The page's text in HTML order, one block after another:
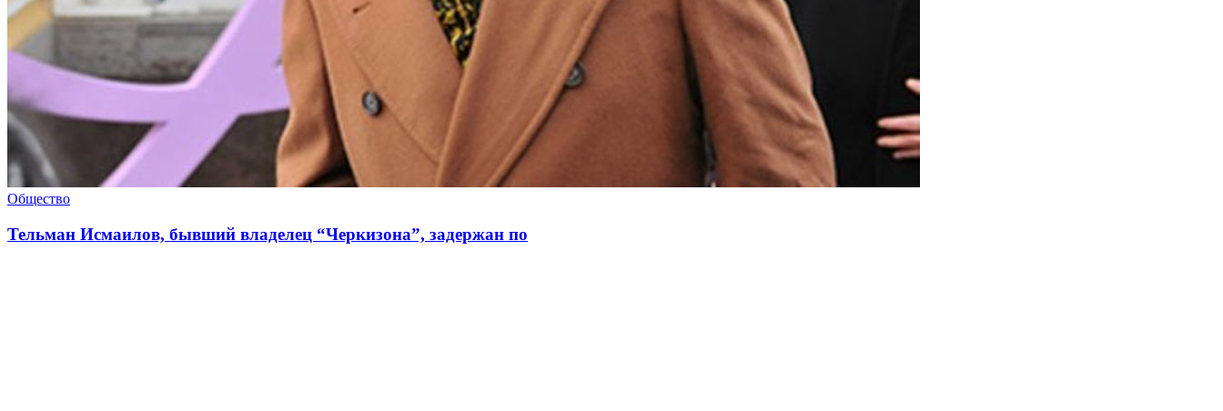
Общество
Тельман Исмаилов, бывший владелец “Черкизона”, задержан по